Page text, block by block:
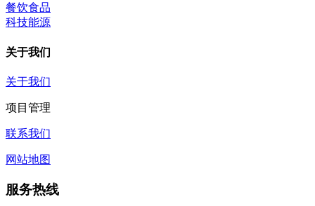
餐饮食品
科技能源
关于我们
关于我们
项目管理
联系我们
网站地图
服务热线